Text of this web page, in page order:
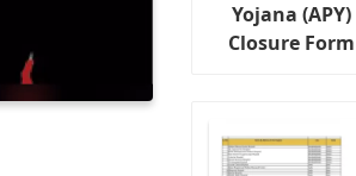
Yojana (APY)
Closure Form